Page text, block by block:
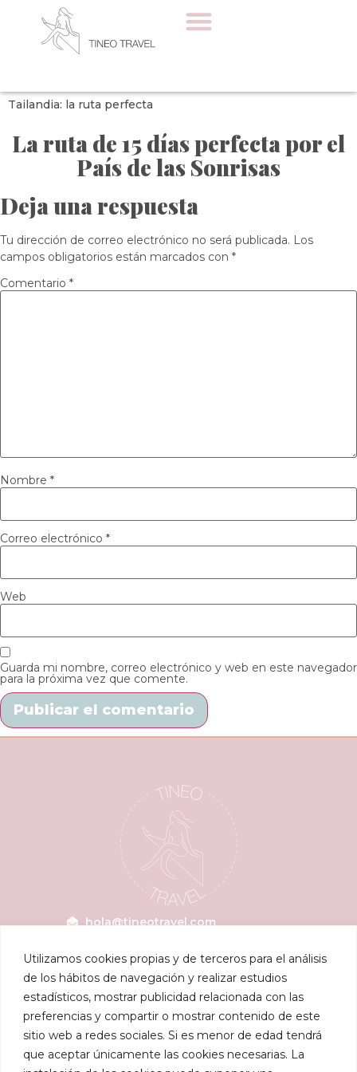
Utilizamos cookies propias y de terceros para el análisis
de los hábitos de navegación y realizar estudios
estadísticos, mostrar publicidad relacionada con las
preferencias y compartir o mostrar contenido de este
sitio web a redes sociales. Si es menor de edad tendrá
que aceptar únicamente las cookies necesarias. La
Tailandia: la ruta perfecta
La ruta de 15 días perfecta por el
País de las Sonrisas
Deja una respuesta
Tu dirección de correo electrónico no será publicada. Los
campos obligatorios están marcados con *
Comentario *
Nombre *
Correo electrónico *
Web
Guarda mi nombre, correo electrónico y web en este navegador
para la próxima vez que comente.
hola@tineotravel.com
Próximos Viajes
Turquía mayo
Tanzania y Zanzíbar junio
Tailandia julio
Vietnam agosto
Blog
Travelterapia
Destinos
Viajar en grupo